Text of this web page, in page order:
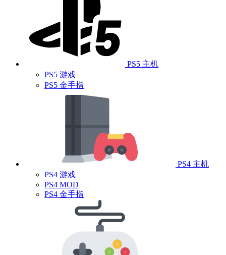
PS5 主机
PS5 游戏
PS5 金手指
PS4 主机
PS4 游戏
PS4 MOD
PS4 金手指